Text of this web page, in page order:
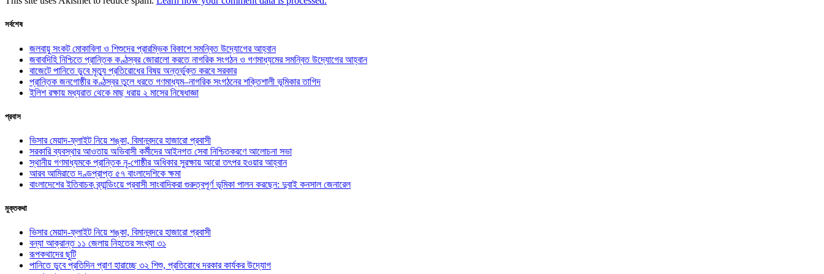
সর্বশেষ
জলবায়ু সংকট মোকাবিলা ও শিশুদের প্রারম্ভিক বিকাশে সমন্বিত উদ্যোগের আহ্বান
জবাবদিহি নিশ্চিতে প্রান্তিক কণ্ঠস্বর জোরালো করতে নাগরিক সংগঠন ও গণমাধ্যমের সমন্বিত উদ্যোগের আহ্বান
বাজেটে পানিতে ডুবে মৃত্যু প্রতিরোধের বিষয় অন্তর্ভুক্ত করবে সরকার
প্রান্তিক জনগোষ্ঠীর কণ্ঠস্বর তুলে ধরতে গণমাধ্যম–নাগরিক সংগঠনের শক্তিশালী ভূমিকার তাগিদ
ইলিশ রক্ষায় মধ্যরাত থেকে মাছ ধরায় ২ মাসের নিষেধাজ্ঞা
প্রবাস
ভিসার মেয়াদ-ফ্লাইট নিয়ে শঙ্কা, বিমানবন্দরে হাজারো প্রবাসী
সরকারি ব্যবস্থার আওতায় অভিবাসী কর্মীদের আইনগত সেবা নিশ্চিতকরণে আলোচনা সভা
স্থানীয় গণমাধ্যমকে প্রান্তিক নৃ-গোষ্ঠীর অধিকার সুরক্ষায় আরো তৎপর হওয়ার আহ্বান
আরব আমিরাতে দণ্ডপ্রাপ্ত ৫৭ বাংলাদেশিকে ক্ষমা
বাংলাদেশের ইতিবাচক ব্র্যান্ডিংয়ে প্রবাসী সাংবাদিকরা গুরুত্বপূর্ণ ভূমিকা পালন করছেন: দুবাই কনসাল জেনারেল
মুক্তকথা
ভিসার মেয়াদ-ফ্লাইট নিয়ে শঙ্কা, বিমানবন্দরে হাজারো প্রবাসী
বন্যা আক্রান্ত ১১ জেলায় নিহতের সংখ্যা ৩১
রূপকথাদের ছুটি
পানিতে ডুবে প্রতিদিন প্রাণ হারাচ্ছে ৩২ শিশু, প্রতিরোধে দরকার কার্যকর উদ্যোগ